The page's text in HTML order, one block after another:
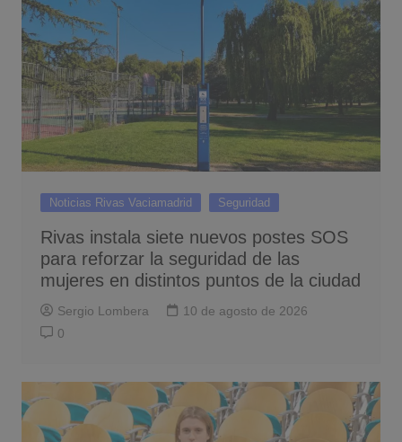
Noticias Rivas Vaciamadrid Seguridad
Rivas instala siete nuevos postes SOS
para reforzar la seguridad de las
mujeres en distintos puntos de la ciudad
Sergio Lombera
10 de agosto de 2026
0